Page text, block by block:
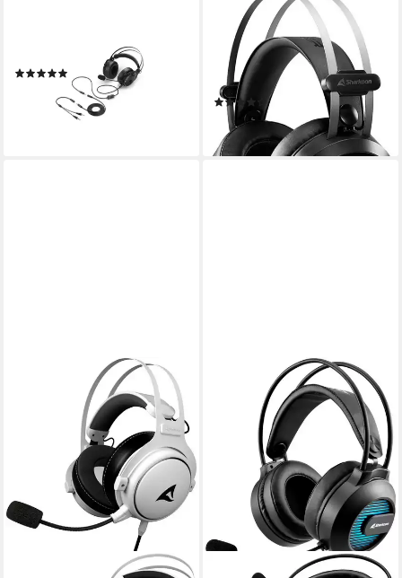
Verbindung
(2)
ab 62,33 €
lieferbar - in 2-3 Werktagen bei dir
SHARKOON
Skiller SGH30 Kopfhörer
kabelgebunden Verbindung
Ohrumschließend
Sitzart
0,3 kg Gewicht
(2)
ab 39,89 €
lieferbar - in 2-3 Werktagen bei dir